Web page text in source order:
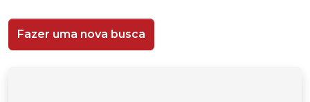
Fazer uma nova busca